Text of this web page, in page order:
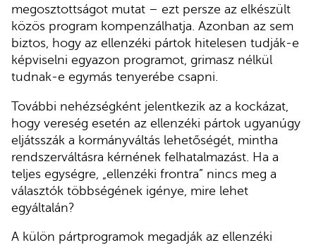
megosztottságot mutat – ezt persze az elkészült
közös program kompenzálhatja. Azonban az sem
biztos, hogy az ellenzéki pártok hitelesen tudják-e
képviselni egyazon programot, grimasz nélkül
tudnak-e egymás tenyerébe csapni.
További nehézségként jelentkezik az a kockázat,
hogy vereség esetén az ellenzéki pártok ugyanúgy
eljátsszák a kormányváltás lehetőségét, mintha
rendszerváltásra kérnének felhatalmazást. Ha a
teljes egységre, „ellenzéki frontra” nincs meg a
választók többségének igénye, mire lehet
egyáltalán?
A külön pártprogramok megadják az ellenzéki